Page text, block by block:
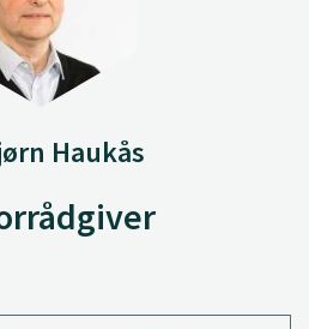
Haukås